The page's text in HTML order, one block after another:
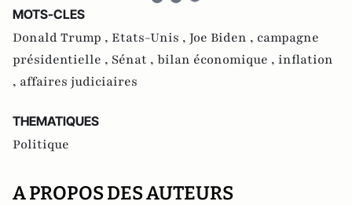
MOTS-CLES
Donald Trump , Etats-Unis , Joe Biden , campagne
présidentielle , Sénat , bilan économique , inflation
, affaires judiciaires
THEMATIQUES
Politique
A PROPOS DES AUTEURS